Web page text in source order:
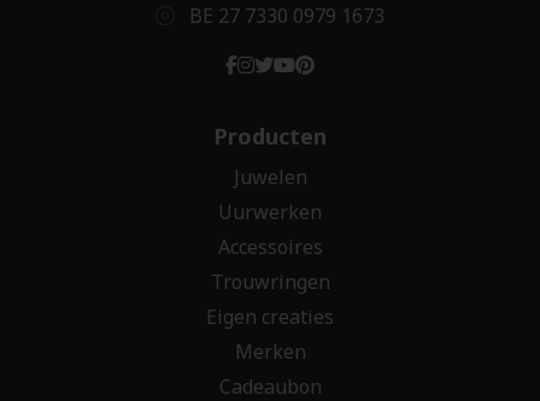
BE 27 7330 0979 1673
Producten
Juwelen
Uurwerken
Accessoires
Trouwringen
Eigen creaties
Merken
Cadeaubon